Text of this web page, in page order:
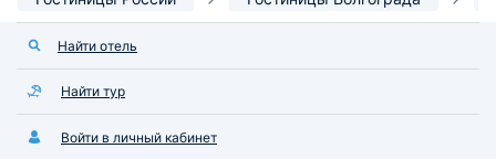
Найти отель
Найти тур
Войти в личный кабинет